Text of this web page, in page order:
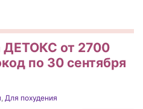
ДЕТОКС от 2700
по 30 сентября
, Для похудения